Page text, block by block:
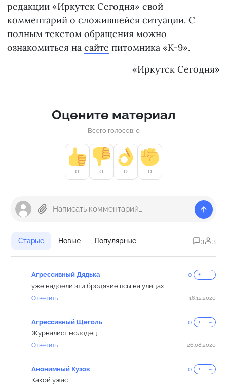
редакции «Иркутск Сегодня» свой
комментарий о сложившейся ситуации. С
полным текстом обращения можно
ознакомиться на сайте питомника «К-9».
«Иркутск Сегодня»
Оцените материал
Всего голосов: 0
0 0 0 0
Старые Новые Популярные 3 3
Агрессивный Дядька 0 + −
уже надоели эти бродячие псы на улицах
Ответить 16.12.2020
Агрессивный Щеголь 0 + −
Журналист молодец
Ответить 26.08.2020
Анонимный Кузов 0 + −
Какой ужас